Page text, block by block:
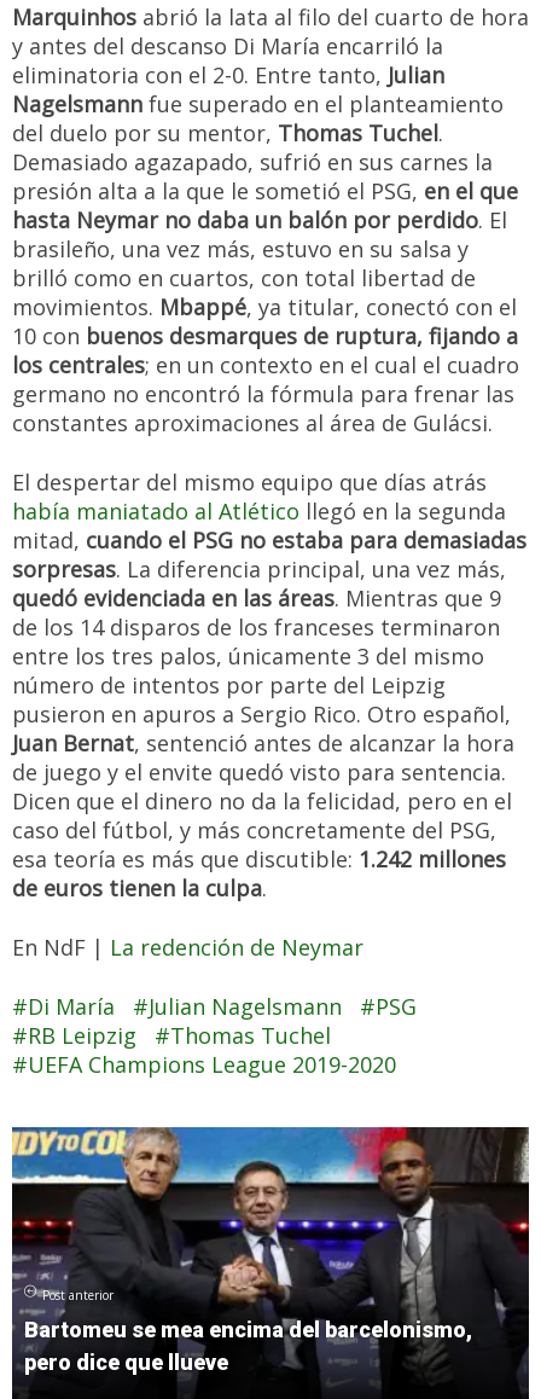
Marquinhos abrió la lata al filo del cuarto de hora
y antes del descanso Di María encarriló la
eliminatoria con el 2-0. Entre tanto, Julian
Nagelsmann fue superado en el planteamiento
del duelo por su mentor, Thomas Tuchel.
Demasiado agazapado, sufrió en sus carnes la
presión alta a la que le sometió el PSG, en el que
hasta Neymar no daba un balón por perdido. El
brasileño, una vez más, estuvo en su salsa y
brilló como en cuartos, con total libertad de
movimientos. Mbappé, ya titular, conectó con el
10 con buenos desmarques de ruptura, fijando a
los centrales; en un contexto en el cual el cuadro
germano no encontró la fórmula para frenar las
constantes aproximaciones al área de Gulácsi.
El despertar del mismo equipo que días atrás
había maniatado al Atlético llegó en la segunda
mitad, cuando el PSG no estaba para demasiadas
sorpresas. La diferencia principal, una vez más,
quedó evidenciada en las áreas. Mientras que 9
de los 14 disparos de los franceses terminaron
entre los tres palos, únicamente 3 del mismo
número de intentos por parte del Leipzig
pusieron en apuros a Sergio Rico. Otro español,
Juan Bernat, sentenció antes de alcanzar la hora
de juego y el envite quedó visto para sentencia.
Dicen que el dinero no da la felicidad, pero en el
caso del fútbol, y más concretamente del PSG,
esa teoría es más que discutible: 1.242 millones
de euros tienen la culpa.
En NdF | La redención de Neymar
Di María Julian Nagelsmann
PSG
RB Leipzig
Thomas Tuchel
UEFA Champions League 2019-2020
Post anterior
Bartomeu se mea encima del barcelonismo,
pero dice que llueve